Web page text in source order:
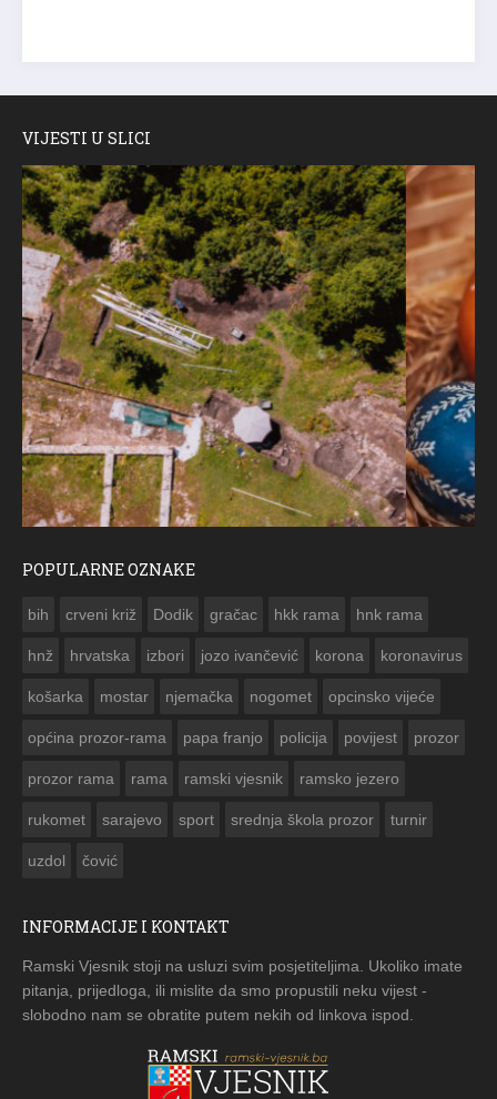
VIJESTI U SLICI
POPULARNE OZNAKE
bih crveni križ Dodik gračac hkk rama hnk rama
hnž hrvatska izbori jozo ivančević korona koronavirus
košarka mostar njemačka nogomet opcinsko vijeće
općina prozor-rama papa franjo policija povijest prozor
prozor rama rama ramski vjesnik ramsko jezero
rukomet sarajevo sport srednja škola prozor turnir
uzdol čović
INFORMACIJE I KONTAKT
Ramski Vjesnik stoji na usluzi svim posjetiteljima. Ukoliko imate
pitanja, prijedloga, ili mislite da smo propustili neku vijest -
slobodno nam se obratite putem nekih od linkova ispod.